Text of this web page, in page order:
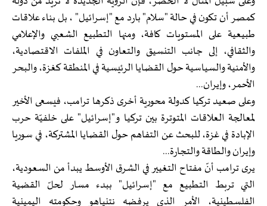
كمصر أن تكون في حالة "سلام" بارد مع "إسرائيل" ، بل بناء علاقات
طبيعية على المستويات كافة، ومنها التطبيع الشعبي والإعلامي
والثقافي، إلى جانب التنسيق والتعاون في الملفات الاقتصادية،
والأمنية والسياسية حول القضايا الرئيسية في المنطقة كغزة، والبحر
الأحمر، وإيران...
وعلى صعيد تركيا كدولة محورية أخرى ذكرها ترامب، فيسعى الأخير
لمعالجة العلاقات المتوترة بين تركيا و"إسرائيل" على خلفيّة حرب
الإبادة في غزة، للبحث عن التفاهم حول القضايا المشتركة، في سوريا
وإيران والطاقة والتجارة...
يرى ترامب أنّ مفتاح التغيير في الشرق الأوسط يبدأ من السعودية،
التي تربط التطبيع مع "إسرائيل" ببدء مسار لحلّ القضية
الفلسطينية، الأمر الذي يرفضه نتنياهو وحكومته اليمينية